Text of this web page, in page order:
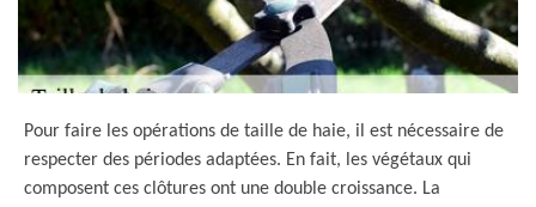
Pour faire les opérations de taille de haie, il est nécessaire de
respecter des périodes adaptées. En fait, les végétaux qui
composent ces clôtures ont une double croissance. La